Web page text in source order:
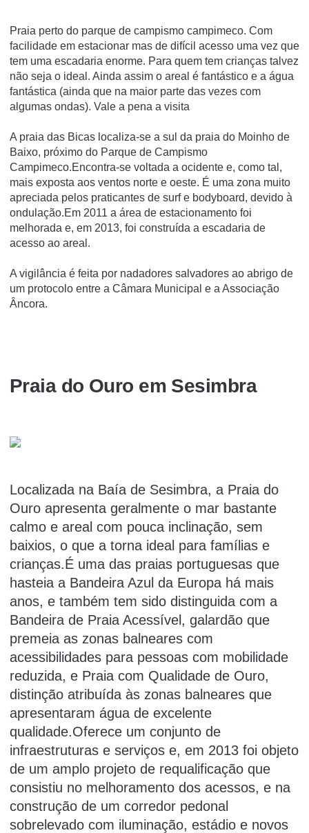
Praia perto do parque de campismo campimeco. Com
facilidade em estacionar mas de difícil acesso uma vez que
tem uma escadaria enorme. Para quem tem crianças talvez
não seja o ideal. Ainda assim o areal é fantástico e a água
fantástica (ainda que na maior parte das vezes com
algumas ondas). Vale a pena a visita
A praia das Bicas localiza-se a sul da praia do Moinho de
Baixo, próximo do Parque de Campismo
Campimeco.Encontra-se voltada a ocidente e, como tal,
mais exposta aos ventos norte e oeste. É uma zona muito
apreciada pelos praticantes de surf e bodyboard, devido à
ondulação.Em 2011 a área de estacionamento foi
melhorada e, em 2013, foi construída a escadaria de
acesso ao areal.
A vigilância é feita por nadadores salvadores ao abrigo de
um protocolo entre a Câmara Municipal e a Associação
Âncora.
Praia do Ouro em Sesimbra
Localizada na Baía de Sesimbra, a Praia do
Ouro apresenta geralmente o mar bastante
calmo e areal com pouca inclinação, sem
baixios, o que a torna ideal para famílias e
crianças.É uma das praias portuguesas que
hasteia a Bandeira Azul da Europa há mais
anos, e também tem sido distinguida com a
Bandeira de Praia Acessível, galardão que
premeia as zonas balneares com
acessibilidades para pessoas com mobilidade
reduzida, e Praia com Qualidade de Ouro,
distinção atribuída às zonas balneares que
apresentaram água de excelente
qualidade.Oferece um conjunto de
infraestruturas e serviços e, em 2013 foi objeto
de um amplo projeto de requalificação que
consistiu no melhoramento dos acessos, e na
construção de um corredor pedonal
sobrelevado com iluminação, estádio e novos